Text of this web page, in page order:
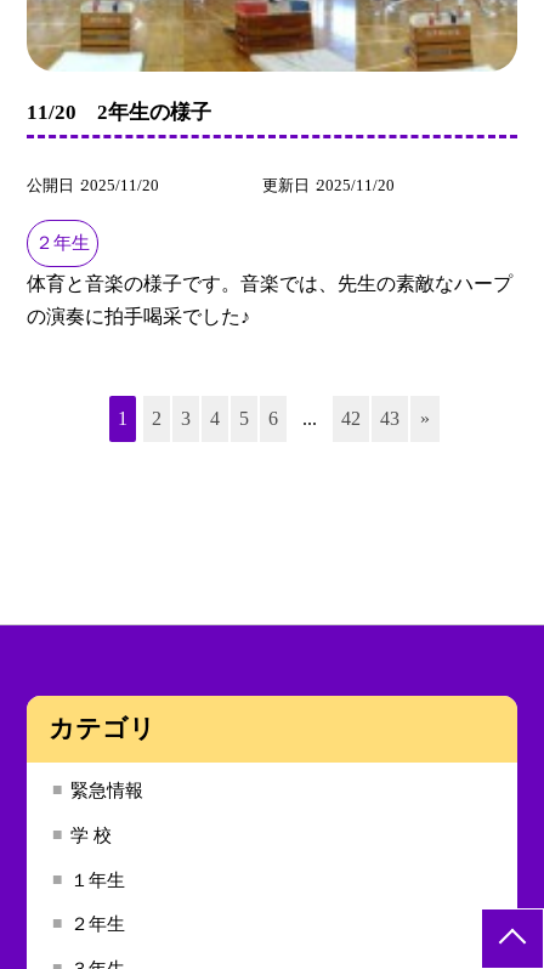
11/20 2年生の様子
公開日 2025/11/20 更新日 2025/11/20
２年生
体育と音楽の様子です。音楽では、先生の素敵なハープ
の演奏に拍手喝采でした♪
1 2 3 4 5 6 ... 42 43 »
カテゴリ
緊急情報
学 校
１年生
２年生